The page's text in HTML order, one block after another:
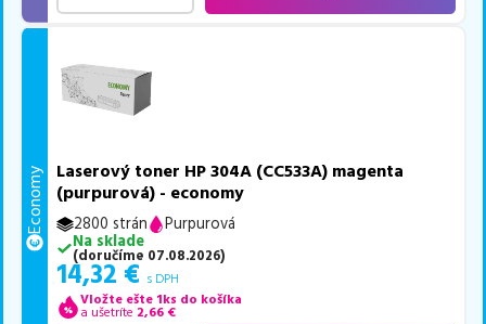
Economy
Laserový toner HP 304A (CC533A) magenta
(purpurová) - economy
2800 strán
Purpurová
Na sklade
(doručíme 07.08.2026)
14,32 € s DPH
Vložte ešte 1ks do košíka
a ušetríte 2,66 €